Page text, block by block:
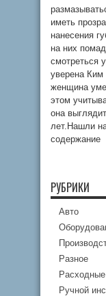
иметь
нанесения
на них
смотреться
уверена Ким
женщина
этом
она
лет.Нашли
содержание
РУБРИКИ
Авто
Разное
Ручной